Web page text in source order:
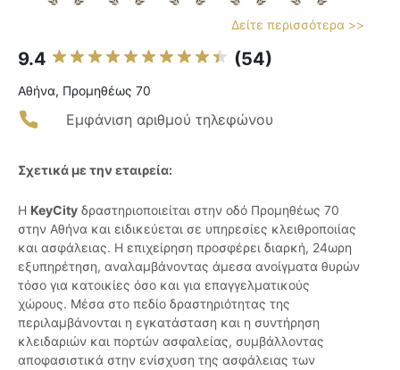
Δείτε περισσότερα >>
9.4 (54)
Αθήνα, Προμηθέως 70
Εμφάνιση αριθμού τηλεφώνου
Σχετικά με την εταιρεία:
Η KeyCity δραστηριοποιείται στην οδό Προμηθέως 70
στην Αθήνα και ειδικεύεται σε υπηρεσίες κλειθροποιίας
και ασφάλειας. Η επιχείρηση προσφέρει διαρκή, 24ωρη
εξυπηρέτηση, αναλαμβάνοντας άμεσα ανοίγματα θυρών
τόσο για κατοικίες όσο και για επαγγελματικούς
χώρους. Μέσα στο πεδίο δραστηριότητας της
περιλαμβάνονται η εγκατάσταση και η συντήρηση
κλειδαριών και πορτών ασφαλείας, συμβάλλοντας
αποφασιστικά στην ενίσχυση της ασφάλειας των